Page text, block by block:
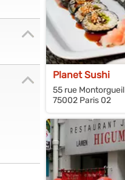
Planet Sushi
55 rue Montorgueil
75002 Paris 02